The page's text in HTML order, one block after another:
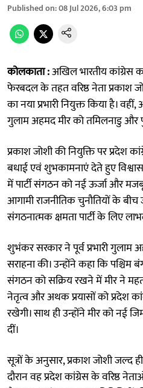
Published on:08 Jul 2026, 6:03 pm
कोलकाता :अखिल भारतीय
फेरबदल के तहत वरिष्ठ नेता प्रकाश
का नया प्रभारी नियुक्त किया है।
गुलाम अहमद मीर को तमिलनाडु और
प्रकाश जोशी की नियुक्ति पर प्रदेश
बधाई एवं शुभकामनाएं देते हुए
में पार्टी संगठन को नई ऊर्जा और
आगामी राजनीतिक चुनौतियों के
संगठनात्मक क्षमता पार्टी के लिए
शुभंकर सरकार ने पूर्व प्रभारी गुलाम
सराहना की। उन्होंने कहा कि
संगठन को सक्रिय रखने में मीर ने
नेतृत्व और अथक प्रयासों को प्रदेश
रखेगी। साथ ही उन्होंने मीर को नई
दीं।
सूत्रों के अनुसार, प्रकाश जोशी जल्द
दौरान वह प्रदेश कांग्रेस के वरिष्ठ